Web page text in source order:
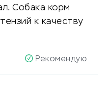
Собака корм
к качеству
Рекомендую